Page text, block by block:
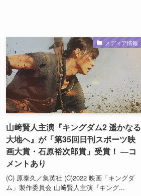
メディア情報
山﨑賢人主演『キングダム2 遥かなる
大地へ』が「第35回日刊スポーツ映
画大賞・石原裕次郎賞」受賞！ ―コ
メントあり
(C) 原泰久／集英社 (C)2022 映画「キングダ
ム」製作委員会 山﨑賢人主演『キング...